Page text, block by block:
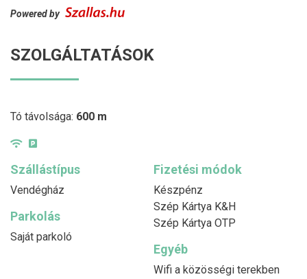
Powered by
SZOLGÁLTATÁSOK
Tó távolsága: 600 m
Szállástípus
Vendégház
Fizetési módok
Készpénz
Szép Kártya K&H
Szép Kártya OTP
Parkolás
Saját parkoló
Egyéb
Wifi a közösségi terekben